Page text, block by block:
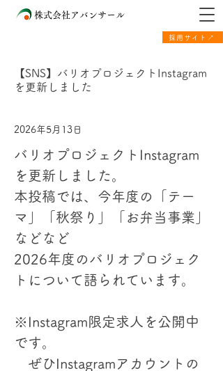
採用サイト↗
株式会社アバンサール
【SNS】バリオプロジェクトInstagram
を更新しました
2026年5月13日
バリオプロジェクトInstagram
を更新しました。
本投稿では、今年度の「テー
マ」「秋祭り」「お弁当事業」
などなど
2026年度のバリオプロジェク
トについて語られています。
※Instagram限定求人を公開中
です。
ぜひInstagramアカウントの